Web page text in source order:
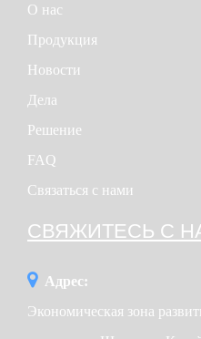
О нас
Продукция
Новости
Дела
Решение
FAQ
Связаться с нами
СВЯЖИТЕСЬ С
Адрес:
Экономическая зона